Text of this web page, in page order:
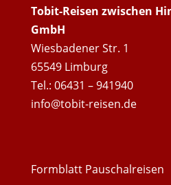
Tobit-Reisen zwischen
GmbH
Wiesbadener Str. 1
65549 Limburg
Tel.: 06431 – 941940
info@tobit-reisen.de
Formblatt Pauschalreisen